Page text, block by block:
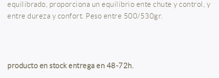
equilibrado, proporciona un equilibrio ente chute y control, y
entre dureza y confort. Peso entre 500/530gr.
producto en stock entrega en 48-72h.